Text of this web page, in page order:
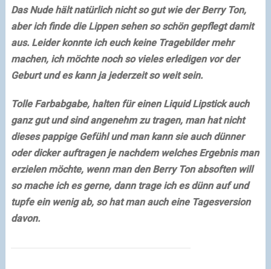
Das Nude hält natürlich nicht so gut wie der Berry Ton,
aber ich finde die Lippen sehen so schön gepflegt damit
aus. Leider konnte ich euch keine Tragebilder mehr
machen, ich möchte noch so vieles erledigen vor der
Geburt und es kann ja jederzeit so weit sein.
Tolle Farbabgabe, halten für einen Liquid Lipstick auch
ganz gut und sind angenehm zu tragen, man hat nicht
dieses pappige Gefühl und man kann sie auch dünner
oder dicker auftragen je nachdem welches Ergebnis man
erzielen möchte, wenn man den Berry Ton absoften will
so mache ich es gerne, dann trage ich es dünn auf und
tupfe ein wenig ab, so hat man auch eine Tagesversion
davon.